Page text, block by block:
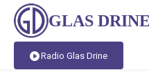
GLAS DRINE
Radio Glas Drine